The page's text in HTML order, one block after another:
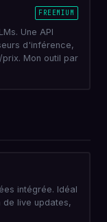
FREEMIUM
Une API
d'inférence,
Mon outil par
intégrée. Idéal
de live updates,